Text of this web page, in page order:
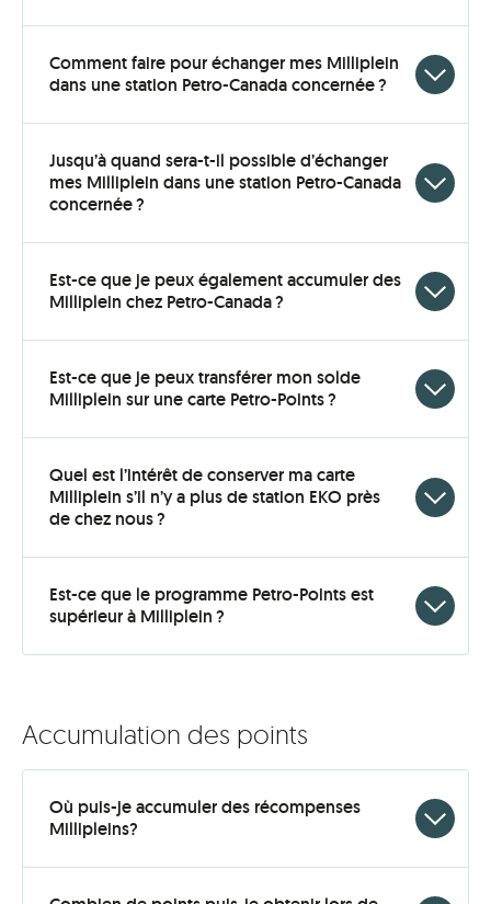
open
Comment faire pour échanger mes Milliplein
dans une station Petro-Canada concernée ? Click
open
Jusqu’à quand sera-t-il possible d’échanger
mes Milliplein dans une station Petro-Canada
concernée ?
open
Est-ce que je peux également accumuler des
Milliplein chez Petro-Canada ?
open
Est-ce que je peux transférer mon solde
Milliplein sur une carte Petro-Points ?
open
Quel est l’intérêt de conserver ma carte
Milliplein s’il n’y a plus de station EKO près
de chez nous ?
open
Est-ce que le programme Petro-Points est
supérieur à Milliplein ?
open
Accumulation des points
Où puis-je accumuler des récompenses
Millipleins?
open